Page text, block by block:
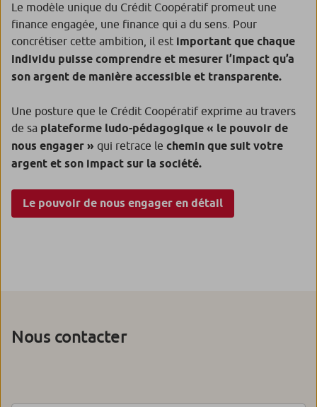
Le modèle unique du Crédit Coopératif promeut une
finance engagée, une finance qui a du sens. Pour
concrétiser cette ambition, il est important que chaque
individu puisse comprendre et mesurer l’impact qu’a
son argent de manière accessible et transparente.
Une posture que le Crédit Coopératif exprime au travers
de sa plateforme ludo-pédagogique « le pouvoir de
nous engager » qui retrace le chemin que suit votre
argent et son impact sur la société.
Le pouvoir de nous engager en détail
Nous contacter